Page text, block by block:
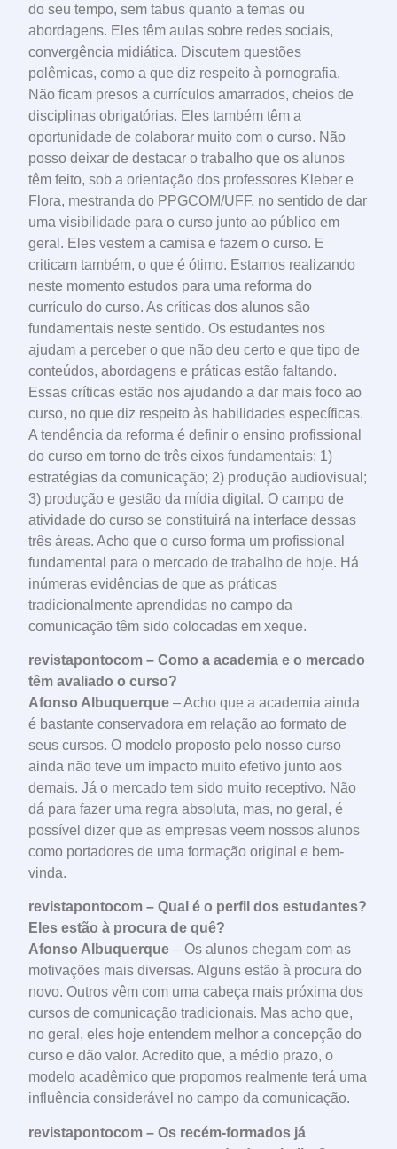
do seu tempo, sem tabus quanto a temas ou
abordagens. Eles têm aulas sobre redes sociais,
convergência midiática. Discutem questões
polêmicas, como a que diz respeito à pornografia.
Não ficam presos a currículos amarrados, cheios de
disciplinas obrigatórias. Eles também têm a
oportunidade de colaborar muito com o curso. Não
posso deixar de destacar o trabalho que os alunos
têm feito, sob a orientação dos professores Kleber e
Flora, mestranda do PPGCOM/UFF, no sentido de dar
uma visibilidade para o curso junto ao público em
geral. Eles vestem a camisa e fazem o curso. E
criticam também, o que é ótimo. Estamos realizando
neste momento estudos para uma reforma do
currículo do curso. As críticas dos alunos são
fundamentais neste sentido. Os estudantes nos
ajudam a perceber o que não deu certo e que tipo de
conteúdos, abordagens e práticas estão faltando.
Essas críticas estão nos ajudando a dar mais foco ao
curso, no que diz respeito às habilidades específicas.
A tendência da reforma é definir o ensino profissional
do curso em torno de três eixos fundamentais: 1)
estratégias da comunicação; 2) produção audiovisual;
3) produção e gestão da mídia digital. O campo de
atividade do curso se constituirá na interface dessas
três áreas. Acho que o curso forma um profissional
fundamental para o mercado de trabalho de hoje. Há
inúmeras evidências de que as práticas
tradicionalmente aprendidas no campo da
comunicação têm sido colocadas em xeque.
revistapontocom – Como a academia e o mercado
têm avaliado o curso?
Afonso Albuquerque – Acho que a academia ainda
é bastante conservadora em relação ao formato de
seus cursos. O modelo proposto pelo nosso curso
ainda não teve um impacto muito efetivo junto aos
demais. Já o mercado tem sido muito receptivo. Não
dá para fazer uma regra absoluta, mas, no geral, é
possível dizer que as empresas veem nossos alunos
como portadores de uma formação original e bem-
vinda.
revistapontocom – Qual é o perfil dos estudantes?
Eles estão à procura de quê?
Afonso Albuquerque – Os alunos chegam com as
motivações mais diversas. Alguns estão à procura do
novo. Outros vêm com uma cabeça mais próxima dos
cursos de comunicação tradicionais. Mas acho que,
no geral, eles hoje entendem melhor a concepção do
curso e dão valor. Acredito que, a médio prazo, o
modelo acadêmico que propomos realmente terá uma
influência considerável no campo da comunicação.
revistapontocom – Os recém-formados já